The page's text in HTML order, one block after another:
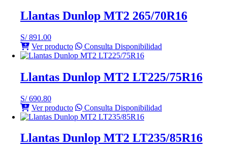
Llantas Dunlop MT2 265/70R16
S/891.00
Ver producto
Consulta Disponibilidad
Llantas Dunlop MT2 LT225/75R16
S/690.80
Ver producto
Consulta Disponibilidad
Llantas Dunlop MT2 LT235/85R16